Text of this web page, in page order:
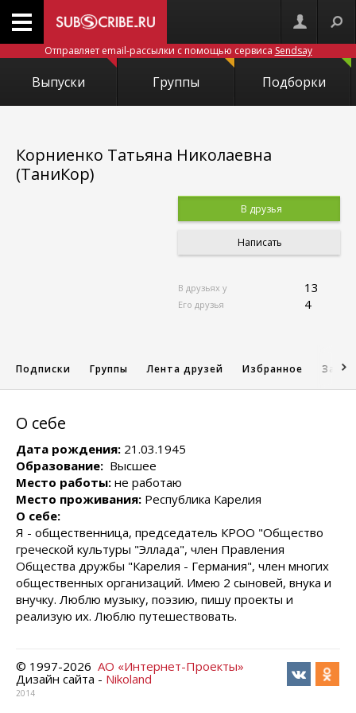
Отправляет email-рассылки с помощью сервиса Sendsay
Выпуски Группы Подборки
Корниенко Татьяна Николаевна
(ТаниКор)
В друзья
Написать
В друзьях у 13
Его друзья 4
Подписки Группы Лента друзей Избранное
О себе
Дата рождения: 21.03.1945
Образование: Высшее
Место работы: не работаю
Место проживания: Республика Карелия
О себе:
Я - общественница, председатель КРОО "Общество
греческой культуры "Эллада", член Правления
Общества дружбы "Карелия - Германия", член многих
общественных организаций. Имею 2 сыновей, внука и
внучку. Люблю музыку, поэзию, пишу проекты и
реализую их. Люблю путешествовать.
© 1997-2026 АО «Интернет-Проекты»
Дизайн сайта - Nikoland
2014